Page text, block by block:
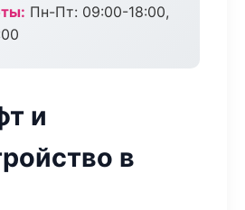
Пн-Пт: 09:00-18:00,
и
в